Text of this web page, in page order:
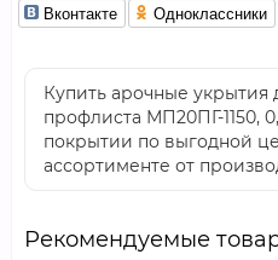
Вконтакте Одноклассники
Купить арочные укрытия
профлиста МП20ПГ-1150,
покрытии по выгодной
ассортименте от
Рекомендуемые